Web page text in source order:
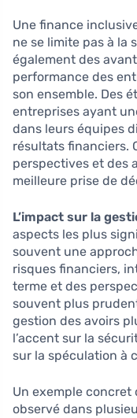
Une finance
ne se limite pas à la
également des
performance des
son ensemble. Des
entreprises ayant
dans leurs équipes
résultats financiers.
perspectives et des
meilleure prise de
L’impact sur la
aspects les plus
souvent une
risques financiers,
terme et des
souvent plus
gestion des avoirs
l’accent sur la
sur la spéculation à
Un exemple
observé dans